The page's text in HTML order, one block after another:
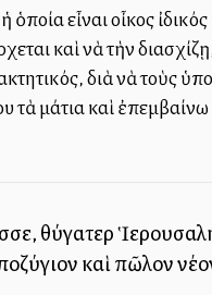
εἶναι οἶκος
καὶ νὰ τὴν
διὰ νὰ τοὺς
τὰ μάτια καὶ
θύγατερ
καὶ πῶλον